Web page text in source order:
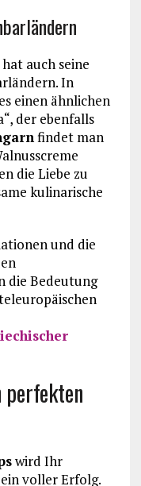
auch seine
In
einen ähnlichen
der ebenfalls
findet man
die Liebe zu
kulinarische
und die
die Bedeutung
wird Ihr
voller Erfolg.